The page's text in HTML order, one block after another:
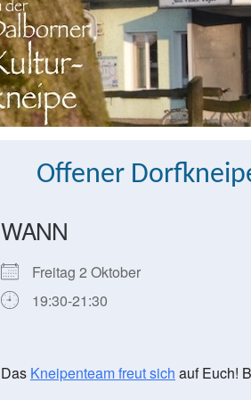
Offener
WANN
Freitag 2 Oktober
19:30-21:30
Das Kneipenteam freut sich auf Euch!